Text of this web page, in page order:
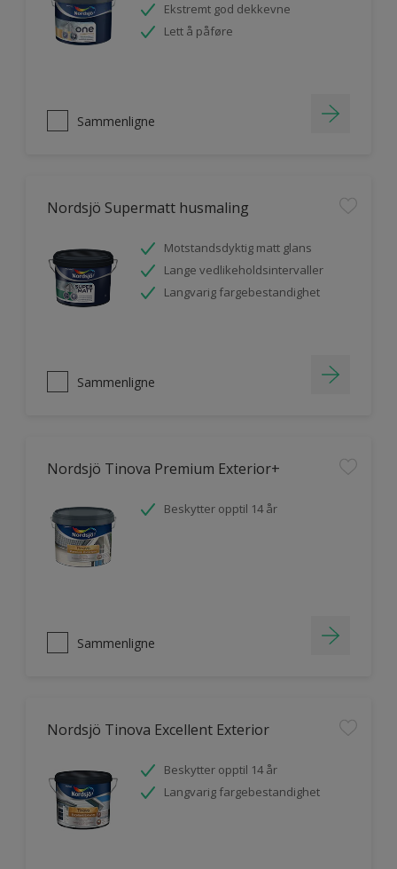
Ekstremt god dekkevne
Lett å påføre
Sammenligne
Nordsjö Supermatt husmaling
Motstandsdyktig matt glans
Lange vedlikeholdsintervaller
Langvarig fargebestandighet
Sammenligne
Nordsjö Tinova Premium Exterior+
Beskytter opptil 14 år
Sammenligne
Nordsjö Tinova Excellent Exterior
Beskytter opptil 14 år
Langvarig fargebestandighet